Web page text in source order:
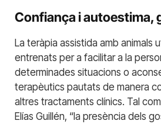
Confiança i autoestima,
La teràpia assistida amb animals
entrenats per a facilitar a la
determinades situacions o
terapèutics pautats de manera
altres tractaments clínics. Tal
Elías Guillén, “la presència dels